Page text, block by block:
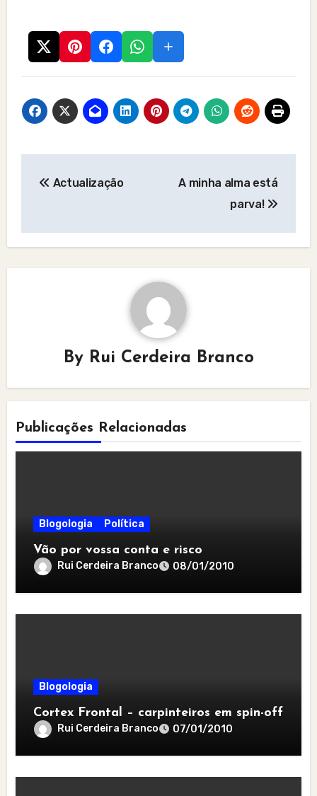
navigation
Actualização
A minha alma está
parva!
By Rui Cerdeira Branco
Publicações Relacionadas
Blogologia Política
Vão por vossa conta e risco
Rui Cerdeira Branco 08/01/2010
Blogologia
Cortex Frontal – carpinteiros em spin-off
Rui Cerdeira Branco 07/01/2010